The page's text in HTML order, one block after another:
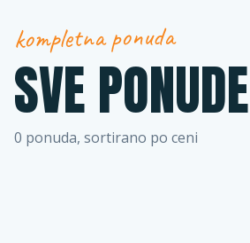
kompletna ponuda
SVE
0 ponuda, sortirano po ceni